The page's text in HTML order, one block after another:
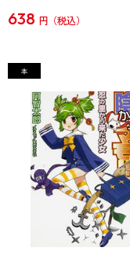
638 円